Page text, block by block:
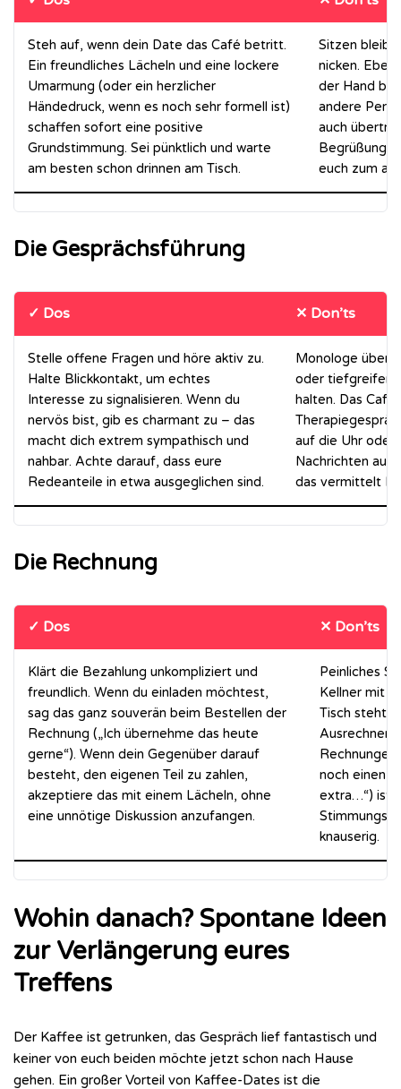
Steh auf, wenn dein Date das Café betritt.
Ein freundliches Lächeln und eine lockere
Umarmung (oder ein herzlicher
Händedruck, wenn es noch sehr formell ist)
schaffen sofort eine positive
Grundstimmung. Sei pünktlich und warte
am besten schon drinnen am Tisch.
Sitzen
nicken.
der Hand
andere
auch
euch zum
Die Gesprächsführung
✓ Dos ✕ Don’ts
Stelle offene Fragen und höre aktiv zu.
Halte Blickkontakt, um echtes
Interesse zu signalisieren. Wenn du
nervös bist, gib es charmant zu – das
macht dich extrem sympathisch und
nahbar. Achte darauf, dass eure
Redeanteile in etwa ausgeglichen sind.
Monologe über
oder
halten. Das
auf die Uhr oder
Nachrichten auf
das vermittelt
Die Rechnung
✓ Dos ✕ Don’ts
Klärt die Bezahlung unkompliziert und
freundlich. Wenn du einladen möchtest,
sag das ganz souverän beim Bestellen der
Rechnung („Ich übernehme das heute
gerne“). Wenn dein Gegenüber darauf
besteht, den eigenen Teil zu zahlen,
akzeptiere das mit einem Lächeln, ohne
eine unnötige Diskussion anzufangen.
Peinliches
Kellner mit
Tisch steht.
Ausrechnen
noch einen
extra…“) ist
knauserig.
Wohin danach? Spontane Ideen
zur Verlängerung eures
Treffens
Der Kaffee ist getrunken, das Gespräch lief fantastisch und
keiner von euch beiden möchte jetzt schon nach Hause
gehen. Ein großer Vorteil von Kaffee-Dates ist die